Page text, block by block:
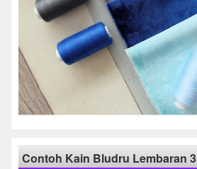
Contoh Kain Bludru Lembaran 3